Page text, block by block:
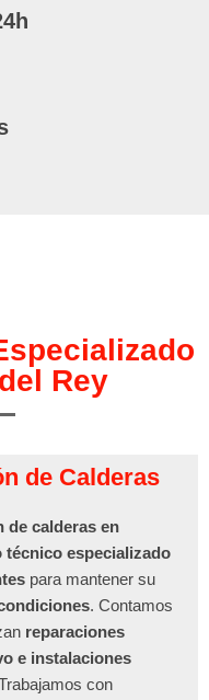
Rey
de Calderas
de calderas en
técnico especializado
para mantener su
. Contamos
reparaciones
e instalaciones
con